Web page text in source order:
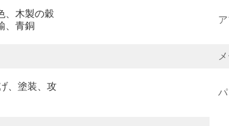
、木製の穀
、青銅
、塗装、攻